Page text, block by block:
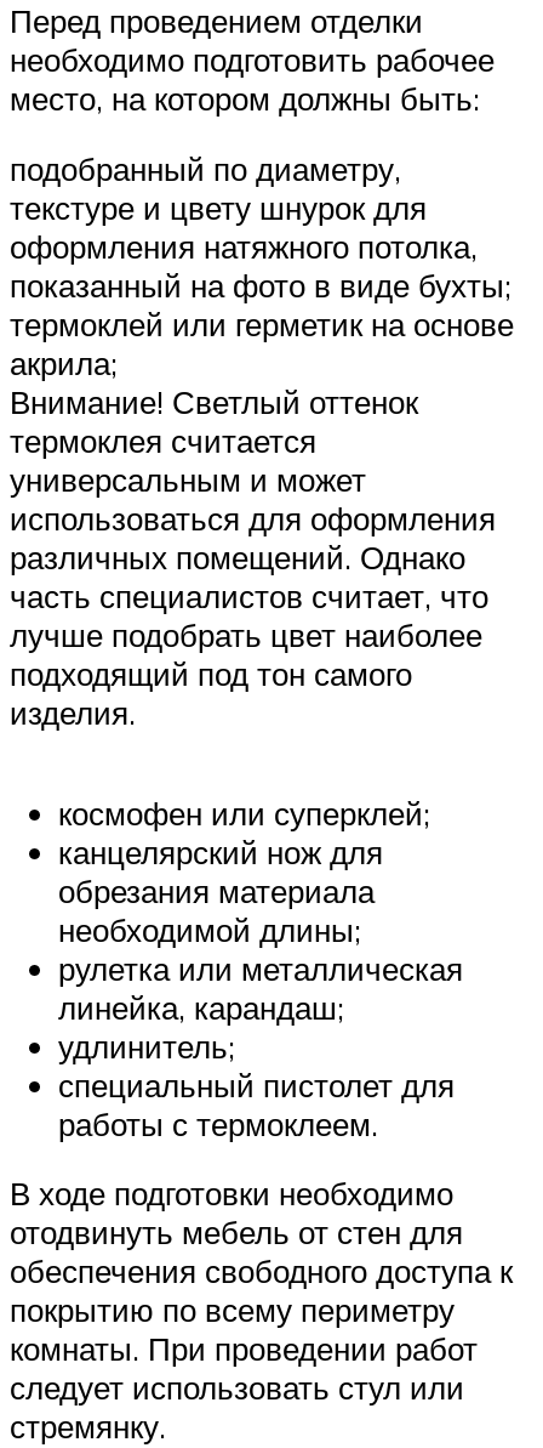
Перед проведением отделки
необходимо подготовить рабочее
место, на котором должны быть:
подобранный по диаметру,
текстуре и цвету шнурок для
оформления натяжного потолка,
показанный на фото в виде бухты;
термоклей или герметик на основе
акрила;
Внимание! Светлый оттенок
термоклея считается
универсальным и может
использоваться для оформления
различных помещений. Однако
часть специалистов считает, что
лучше подобрать цвет наиболее
подходящий под тон самого
изделия.
космофен или суперклей;
канцелярский нож для
обрезания материала
необходимой длины;
рулетка или металлическая
линейка, карандаш;
удлинитель;
специальный пистолет для
работы с термоклеем.
В ходе подготовки необходимо
отодвинуть мебель от стен для
обеспечения свободного доступа к
покрытию по всему периметру
комнаты. При проведении работ
следует использовать стул или
стремянку.